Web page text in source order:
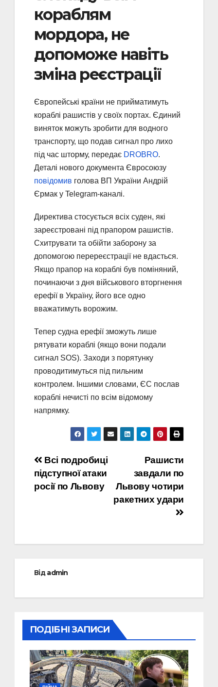
кораблям
мордора, не
допоможе навіть
зміна реєстрації
Європейські країни не прийматимуть
кораблі рашистів у своїх портах. Єдиний
виняток можуть зробити для водного
транспорту, що подав сигнал про лихо
під час шторму, передає DROBRO.
Деталі нового документа Євросоюзу
повідомив голова ВП України Андрій
Єрмак у Telegram-каналі.
Директива стосується всіх суден, які
зареєстровані під прапором рашистів.
Схитрувати та обійти заборону за
допомогою перереєстрації не вдасться.
Якщо прапор на кораблі був поміняний,
починаючи з дня військового вторгнення
ерефії в Україну, його все одно
вважатимуть ворожим.
Тепер судна ерефії зможуть лише
рятувати кораблі (якщо вони подали
сигнал SOS). Заходи з порятунку
проводитимуться під пильним
контролем. Іншими словами, ЄС послав
кораблі нечисті по всім відомому
напрямку.
Навігація
записів
Рашисти
завдали по
Львову чотири
ракетних удари
Всі подробиці
підступної атаки
росії по Львову
Відadmin
ПОДІБНІ ЗАПИСИ